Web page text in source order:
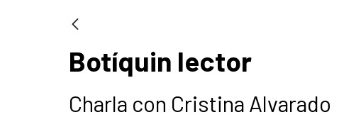
Botíquin lector
Charla con Cristina Alvarado